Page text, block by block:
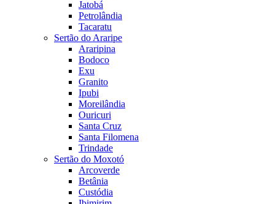
Jatobá
Petrolândia
Tacaratu
Sertão do Araripe
Araripina
Bodoco
Exu
Granito
Ipubi
Moreilândia
Ouricuri
Santa Cruz
Santa Filomena
Trindade
Sertão do Moxotó
Arcoverde
Betânia
Custódia